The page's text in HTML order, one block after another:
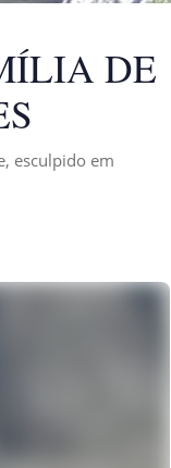
DE
esculpido em